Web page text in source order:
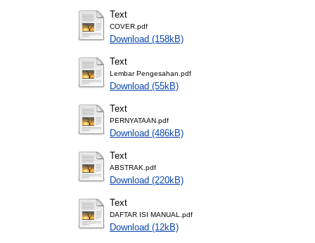
Text
COVER.pdf
Download (158kB)
Text
Lembar Pengesahan.pdf
Download (55kB)
Text
PERNYATAAN.pdf
Download (486kB)
Text
ABSTRAK.pdf
Download (220kB)
Text
DAFTAR ISI MANUAL.pdf
Download (12kB)